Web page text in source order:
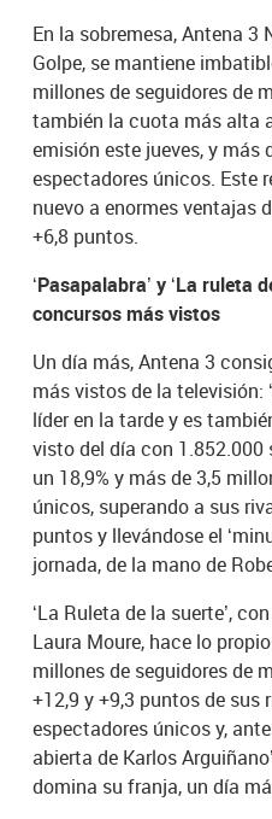
En la sobremesa, Antena 3
Golpe, se mantiene
millones de seguidores de
también la cuota más alta
emisión este jueves, y más
espectadores únicos. Este
nuevo a enormes ventajas
+6,8 puntos.
‘Pasapalabra’ y ‘La ruleta
concursos más vistos
Un día más, Antena 3
más vistos de la televisión:
líder en la tarde y es
visto del día con 1.852.000
un 18,9% y más de 3,5
únicos, superando a sus
puntos y llevándose el
jornada, de la mano de
‘La Ruleta de la suerte’,
Laura Moure, hace lo
millones de seguidores de
+12,9 y +9,3 puntos de sus
espectadores únicos y,
abierta de Karlos
domina su franja, un día